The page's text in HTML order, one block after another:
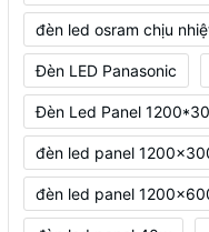
đèn led osram chịu
Đèn LED Panasonic
Đèn Led Panel
đèn led panel
đèn led panel